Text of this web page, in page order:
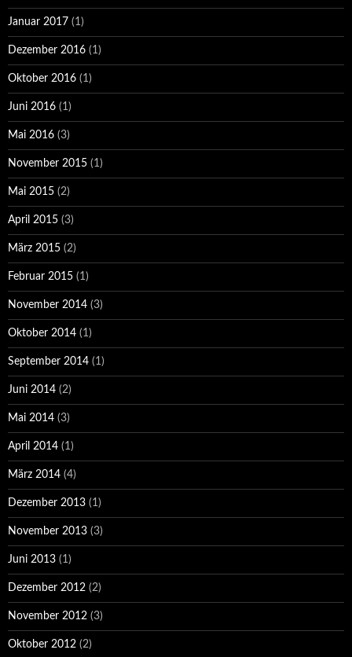
Januar 2017 (1)
Dezember 2016 (1)
Oktober 2016 (1)
Juni 2016 (1)
Mai 2016 (3)
November 2015 (1)
Mai 2015 (2)
April 2015 (3)
März 2015 (2)
Februar 2015 (1)
November 2014 (3)
Oktober 2014 (1)
September 2014 (1)
Juni 2014 (2)
Mai 2014 (3)
April 2014 (1)
März 2014 (4)
Dezember 2013 (1)
November 2013 (3)
Juni 2013 (1)
Dezember 2012 (2)
November 2012 (3)
Oktober 2012 (2)